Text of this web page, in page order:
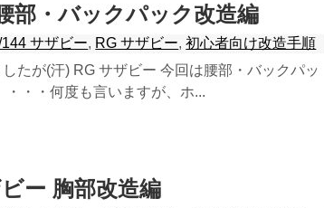
部・バックパック改造編
144 サザビー, RG サザビー,初心者向け改造手順
たが(汗) RG サザビー 今回は腰部・バックパッ
・・・何度も言いますが、ホ...
ー 胸部改造編